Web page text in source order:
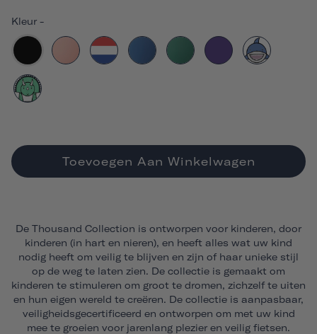
Kleur -
Toevoegen Aan Winkelwagen
De Thousand Collection is ontworpen voor kinderen, door
kinderen (in hart en nieren), en heeft alles wat uw kind
nodig heeft om veilig te blijven en zijn of haar unieke stijl
op de weg te laten zien. De collectie is gemaakt om
kinderen te stimuleren om groot te dromen, zichzelf te uiten
en hun eigen wereld te creëren. De collectie is aanpasbaar,
veiligheidsgecertificeerd en ontworpen om met uw kind
mee te groeien voor jarenlang plezier en veilig fietsen.